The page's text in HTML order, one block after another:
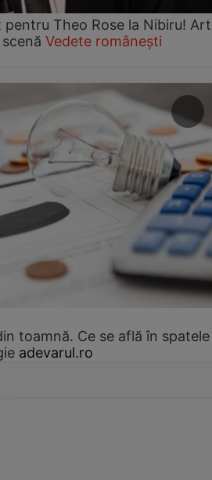
Theo Rose la Nibiru!
Vedete românești
toamnă. Ce se află în spatele
adevarul.ro